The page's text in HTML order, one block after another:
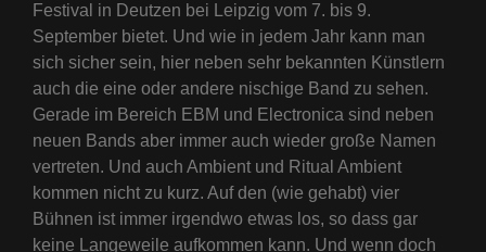
Festival in Deutzen bei Leipzig vom 7. bis 9.
September bietet. Und wie in jedem Jahr kann man
sich sicher sein, hier neben sehr bekannten Künstlern
auch die eine oder andere nischige Band zu sehen.
Gerade im Bereich EBM und Electronica sind neben
neuen Bands aber immer auch wieder große Namen
vertreten. Und auch Ambient und Ritual Ambient
kommen nicht zu kurz. Auf den (wie gehabt) vier
Bühnen ist immer irgendwo etwas los, so dass gar
keine Langeweile aufkommen kann. Und wenn doch